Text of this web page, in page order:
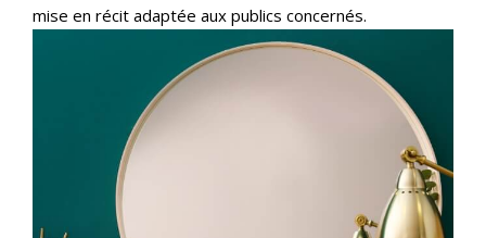
mise en récit adaptée aux publics concernés.
Implantés au cœur du Val de Loire et actifs sur
l’ensemble du territoire, nous accompagnons
vendeurs et acquéreurs français et internationaux,
avec une expertise juridique et patrimoniale
rigoureuse pour sécuriser chaque étape de la
transaction.
Notre signature se fonde sur la discrétion, la